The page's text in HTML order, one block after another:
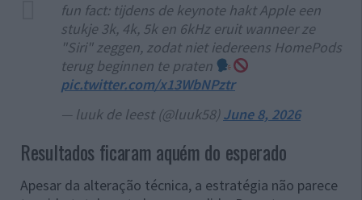
fun fact: tijdens de keynote hakt Apple een
stukje 3k, 4k, 5k en 6kHz eruit wanneer ze
"Siri" zeggen, zodat niet iedereens HomePods
terug beginnen te praten
pic.twitter.com/x13WbNPztr
— luuk de leest (@luuk58) June 8, 2026
Resultados ficaram aquém do esperado
Apesar da alteração técnica, a estratégia não parece